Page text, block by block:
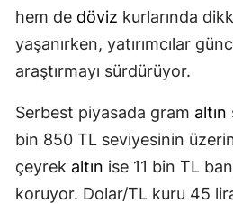
hem de döviz kurlarında
yaşanırken, yatırımcılar
araştırmayı sürdürüyor.
Serbest piyasada gram altın
bin 850 TL seviyesinin
çeyrek altın ise 11 bin TL
koruyor. Dolar/TL kuru 45